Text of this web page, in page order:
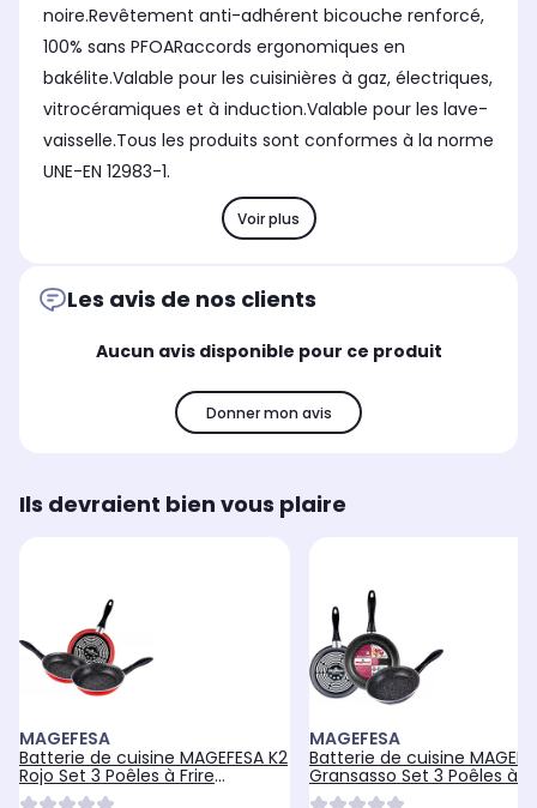
noire.Revêtement anti-adhérent bicouche renforcé,
100% sans PFOARaccords ergonomiques en
bakélite.Valable pour les cuisinières à gaz, électriques,
vitrocéramiques et à induction.Valable pour les lave-
vaisselle.Tous les produits sont conformes à la norme
UNE-EN 12983-1.
Voir plus
Les avis de nos clients
Aucun avis disponible pour ce produit
Donner mon avis
Ils devraient bien vous plaire
MAGEFESA
Batterie de cuisine MAGEFESA K2
Rojo Set 3 Poêles à Frire
Induction
MAGEFESA
Batterie de cuisine
Gransasso Set 3 Poêles à
Induction